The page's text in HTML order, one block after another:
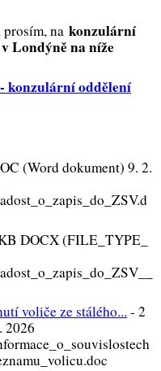
na konzulární
Londýně na níže
konzulární oddělení
(Word dokument) 9. 2.
DOCX (FILE_TYPE_
voliče ze stálého... - 2
2026